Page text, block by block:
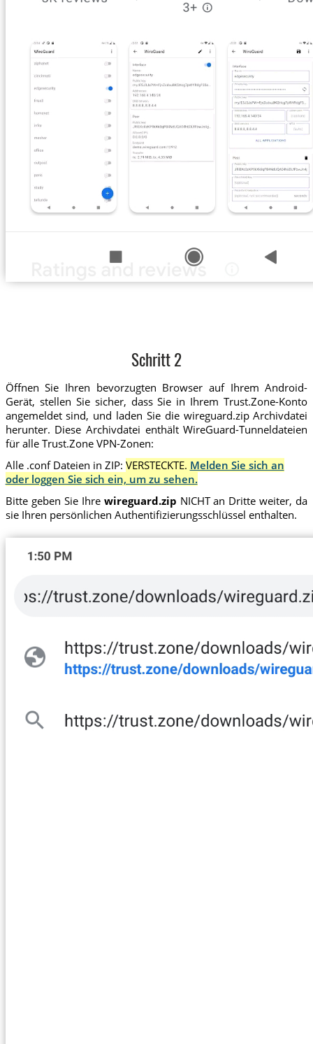
Schritt 2
Öffnen Sie Ihren bevorzugten Browser auf Ihrem Android-
Gerät, stellen Sie sicher, dass Sie in Ihrem Trust.Zone-Konto
angemeldet sind, und laden Sie die wireguard.zip Archivdatei
herunter. Diese Archivdatei enthält WireGuard-Tunneldateien
für alle Trust.Zone VPN-Zonen:
Alle .conf Dateien in ZIP: VERSTECKTE. Melden Sie sich an
oder loggen Sie sich ein, um zu sehen.
Bitte geben Sie Ihre wireguard.zip NICHT an Dritte weiter, da
sie Ihren persönlichen Authentifizierungsschlüssel enthalten.